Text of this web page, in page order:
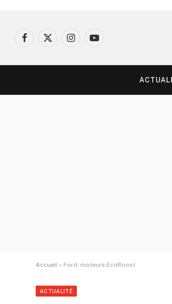
Facebook
X
InstagramYouTube
Accueil » Ford, moteurs EcoBoost
ACTUALITÉ